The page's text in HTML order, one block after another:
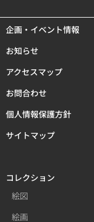
企画・イベント情報
お知らせ
アクセスマップ
お問合わせ
個人情報保護方針
サイトマップ
コレクション
絵図
絵画